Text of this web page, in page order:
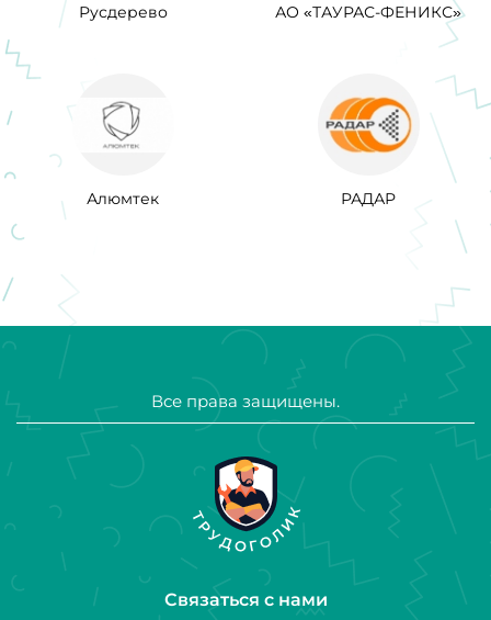
Русдерево АО «ТАУРАС-ФЕНИКС»
Алюмтек РАДАР
Все права защищены.
Связаться с нами